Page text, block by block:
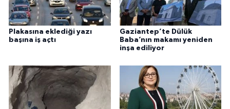
Plakasına eklediği yazı
başına iş açtı
Gaziantep’te Dülük
Baba’nın makamı yeniden
inşa ediliyor